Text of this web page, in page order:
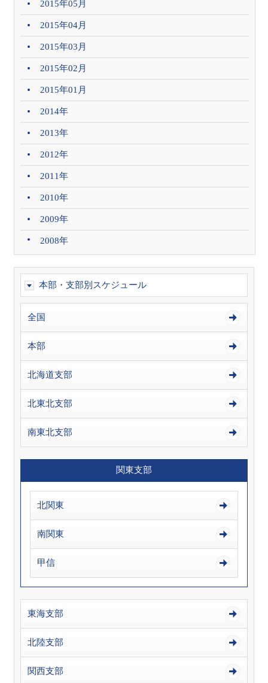
2015年05月
2015年04月
2015年03月
2015年02月
2015年01月
2014年
2013年
2012年
2011年
2010年
2009年
2008年
本部・支部別スケジュール
全国
本部
北海道支部
北東北支部
南東北支部
関東支部
北関東
南関東
甲信
東海支部
北陸支部
関西支部